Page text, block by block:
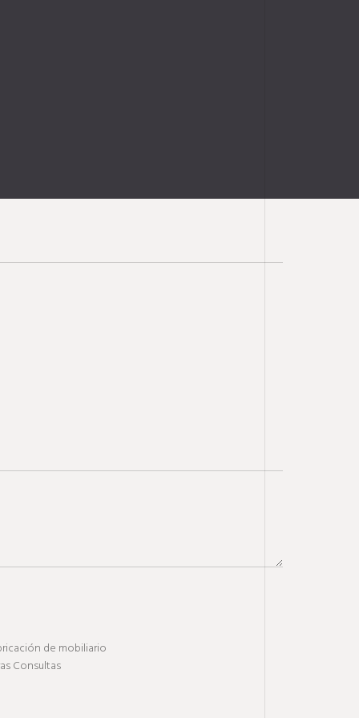
de mobiliario
Consultas